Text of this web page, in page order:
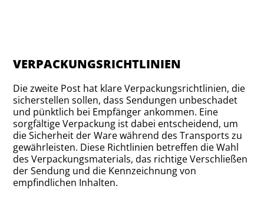
VERPACKUNGSRICHTLINIEN
Die zweite Post hat klare Verpackungsrichtlinien, die
sicherstellen sollen, dass Sendungen unbeschadet
und pünktlich bei Empfänger ankommen. Eine
sorgfältige Verpackung ist dabei entscheidend, um
die Sicherheit der Ware während des Transports zu
gewährleisten. Diese Richtlinien betreffen die Wahl
des Verpackungsmaterials, das richtige Verschließen
der Sendung und die Kennzeichnung von
empfindlichen Inhalten.